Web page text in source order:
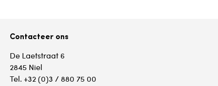
Contacteer ons
De Laetstraat 6
2845 Niel
Tel. +32 (0)3 / 880 75 00